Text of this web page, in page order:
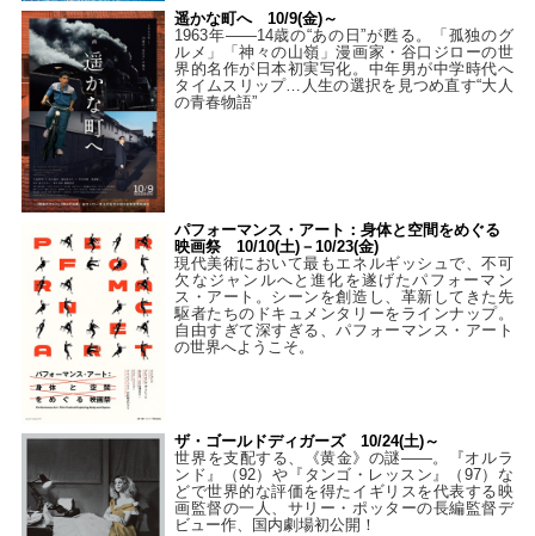
遥かな町へ 10/9(金)～
1963年――14歳の“あの日”が甦る。「孤独のグ
ルメ」「神々の山嶺」漫画家・谷口ジローの世
界的名作が日本初実写化。中年男が中学時代へ
タイムスリップ…人生の選択を見つめ直す“大人
の青春物語”
パフォーマンス・アート：身体と空間をめぐる
映画祭 10/10(土)－10/23(金)
現代美術において最もエネルギッシュで、不可
欠なジャンルへと進化を遂げたパフォーマン
ス・アート。シーンを創造し、革新してきた先
駆者たちのドキュメンタリーをラインナップ。
自由すぎて深すぎる、パフォーマンス・アート
の世界へようこそ。
ザ・ゴールドディガーズ 10/24(土)～
世界を支配する、《黄金》の謎――。『オルラ
ンド』（92）や『タンゴ・レッスン』（97）な
どで世界的な評価を得たイギリスを代表する映
画監督の一人、サリー・ポッターの長編監督デ
ビュー作、国内劇場初公開！